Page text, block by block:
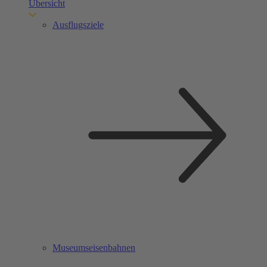
Übersicht
Ausflugsziele
Museumseisenbahnen